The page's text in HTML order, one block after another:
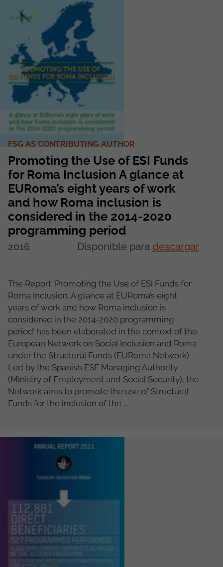
FSG AS CONTRIBUTING AUTHOR
Promoting the Use of ESI Funds
for Roma Inclusion A glance at
EURoma’s eight years of work
and how Roma inclusion is
considered in the 2014-2020
programming period
2016 Disponible para descargar
The Report ‘Promoting the Use of ESI Funds for
Roma Inclusion. A glance at EURoma’s eight
years of work and how Roma inclusion is
considered in the 2014-2020 programming
period’ has been elaborated in the context of the
European Network on Social Inclusion and Roma
under the Structural Funds (EURoma Network).
Led by the Spanish ESF Managing Authority
(Ministry of Employment and Social Security), the
Network aims to promote the use of Structural
Funds for the inclusion of the ...